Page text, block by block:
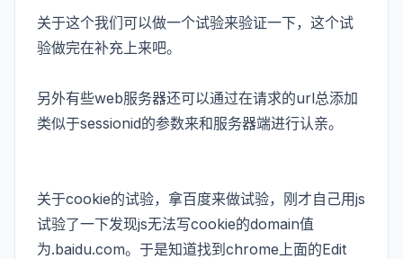
关于这个我们可以做一个试验来验证一下，这个试
验做完在补充上来吧。
另外有些web服务器还可以通过在请求的url总添加
类似于sessionid的参数来和服务器端进行认亲。
关于cookie的试验，拿百度来做试验，刚才自己用js
试验了一下发现js无法写cookie的domain值
为.baidu.com。于是知道找到chrome上面的Edit